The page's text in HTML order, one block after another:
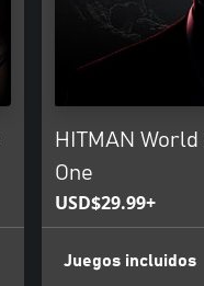
HITMAN
One
USD$29.99+
Juegos incluidos